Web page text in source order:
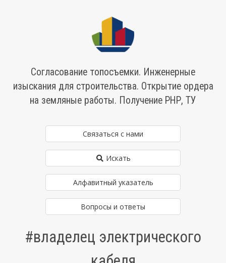
Согласование топосъемки. Инженерные
изыскания для строительства. Открытие ордера
на земляные работы. Получение РНР, ТУ
Связаться с нами
Искать
Алфавитный указатель
Вопросы и ответы
#владелец электрического